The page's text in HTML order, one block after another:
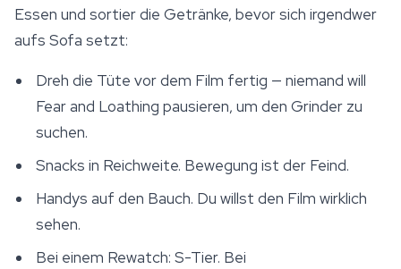
Essen und sortier die Getränke, bevor sich irgendwer
aufs Sofa setzt:
Dreh die Tüte vor dem Film fertig — niemand will
Fear and Loathing pausieren, um den Grinder zu
suchen.
Snacks in Reichweite. Bewegung ist der Feind.
Handys auf den Bauch. Du willst den Film wirklich
sehen.
Bei einem Rewatch: S-Tier. Bei